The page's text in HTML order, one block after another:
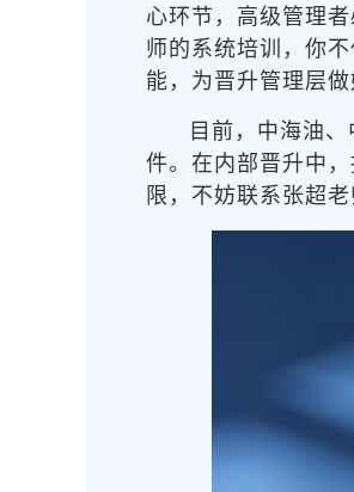
心环节，高级管理
师的系统培训，你
能，为晋升管理层做
目前，中海油
件。在内部晋升中
限，不妨联系张超